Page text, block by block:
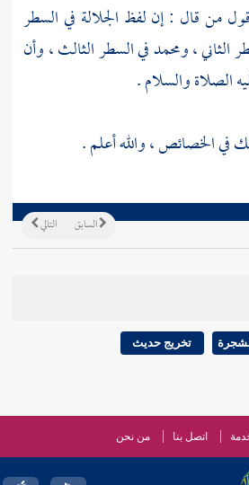
من قال : إن لفظ الجلالة في السطر
،ومحمدفي السطر الثالث ، وأن
والسلام .
الخصائص ، والله أعلم .
التالي السابق
تخريج حديث
اتصل بنا من نحن